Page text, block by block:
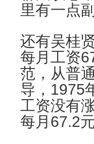
里有一点
还有吴桂
每月工资
范，从普
导，1975
工资没有
每月67.2元